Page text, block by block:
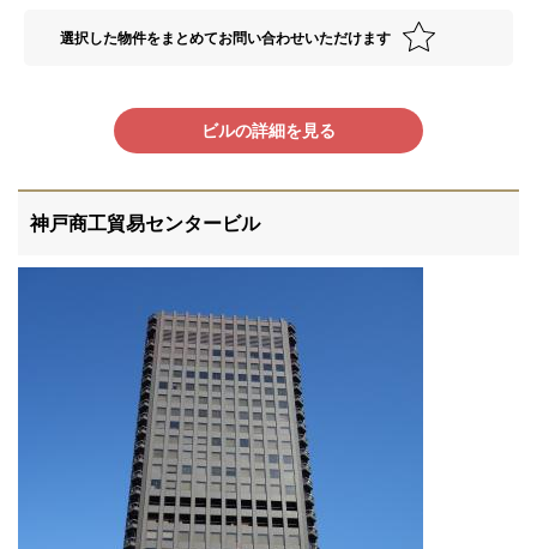
選択した物件をまとめてお問い合わせいただけます
ビルの詳細を見る
神戸商工貿易センタービル